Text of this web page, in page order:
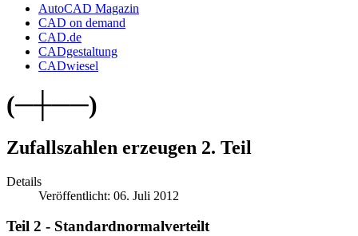
AutoCAD Magazin
CAD on demand
CAD.de
CADgestaltung
CADwiesel
(─┼──)
Zufallszahlen erzeugen 2. Teil
Details
Veröffentlicht: 06. Juli 2012
Teil 2 - Standardnormalverteilt